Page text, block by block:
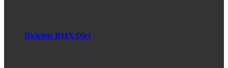
Biciclete BMX/Dirt